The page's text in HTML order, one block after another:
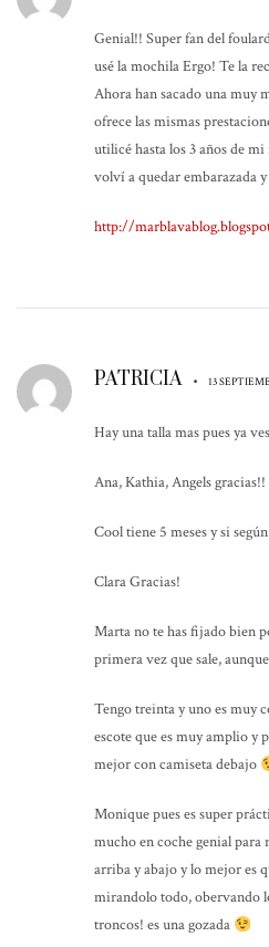
Genial!! Super fan del
usé la mochila Ergo! Te la
Ahora han sacado una muy
ofrece las mismas
utilicé hasta los 3 años de mi
volví a quedar embarazada
http://
PATRICIA • 13
Hay una talla mas pues ya
Ana, Kathia, Angels gracias!!
Cool tiene 5 meses y si
Clara Gracias!
Marta no te has fijado bien
primera vez que sale,
Tengo treinta y uno es muy
escote que es muy amplio y
mejor con camiseta debajo
Monique pues es super
mucho en coche genial para
arriba y abajo y lo mejor es
mirandolo todo, obervando
troncos! es una gozada